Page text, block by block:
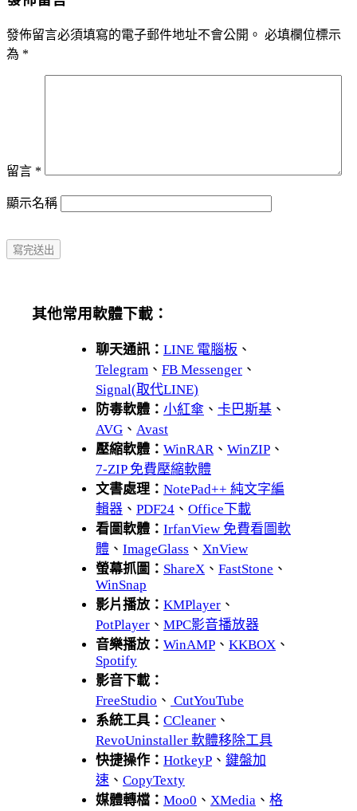
發佈留言必須填寫的電子郵件地址不會公開。 必填欄位標示
為 *
留言 *
顯示名稱
其他常用軟體下載：
聊天通訊： LINE 電腦板 、
Telegram 、 FB Messenger 、
Signal(取代LINE)
防毒軟體： 小紅傘 、 卡巴斯基 、
AVG 、 Avast
壓縮軟體： WinRAR、 WinZIP 、
7-ZIP 免費壓縮軟體
文書處理： NotePad++ 純文字編
輯器 、 PDF24 、 Office下載
看圖軟體： IrfanView 免費看圖軟
體 、 ImageGlass 、 XnView
螢幕抓圖： ShareX 、 FastStone 、
WinSnap
影片播放： KMPlayer 、
PotPlayer 、 MPC影音播放器
音樂播放： WinAMP 、 KKBOX 、
Spotify
影音下載：
FreeStudio 、 CutYouTube
系統工具： CCleaner 、
RevoUninstaller 軟體移除工具
快捷操作： HotkeyP 、 鍵盤加
速 、 CopyTexty
媒體轉檔： Moo0 、 XMedia 、 格